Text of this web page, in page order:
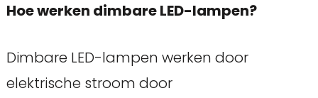
Hoe werken dimbare LED-lampen?
Dimbare LED-lampen werken door
elektrische stroom door